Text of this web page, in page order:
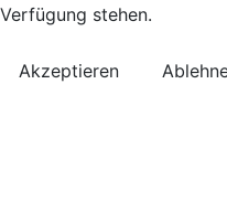
Verfügung stehen.
Akzeptieren